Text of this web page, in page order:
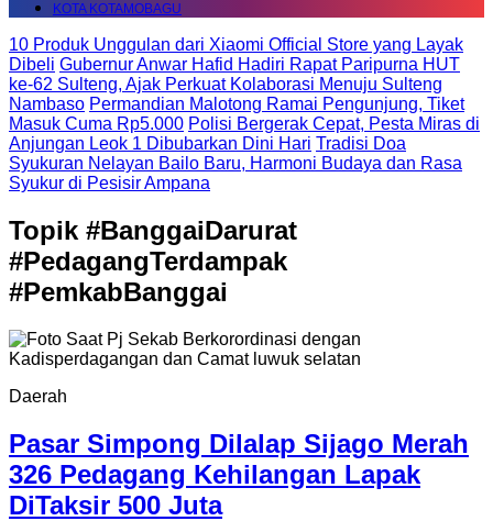
KOTA KOTAMOBAGU
10 Produk Unggulan dari Xiaomi Official Store yang Layak
Dibeli Gubernur Anwar Hafid Hadiri Rapat Paripurna HUT
ke-62 Sulteng, Ajak Perkuat Kolaborasi Menuju Sulteng
Nambaso Permandian Malotong Ramai Pengunjung, Tiket
Masuk Cuma Rp5.000 Polisi Bergerak Cepat, Pesta Miras di
Anjungan Leok 1 Dibubarkan Dini Hari Tradisi Doa
Syukuran Nelayan Bailo Baru, Harmoni Budaya dan Rasa
Syukur di Pesisir Ampana
Topik #BanggaiDarurat
#PedagangTerdampak
#PemkabBanggai
Daerah
Pasar Simpong Dilalap Sijago Merah
326 Pedagang Kehilangan Lapak
DiTaksir 500 Juta